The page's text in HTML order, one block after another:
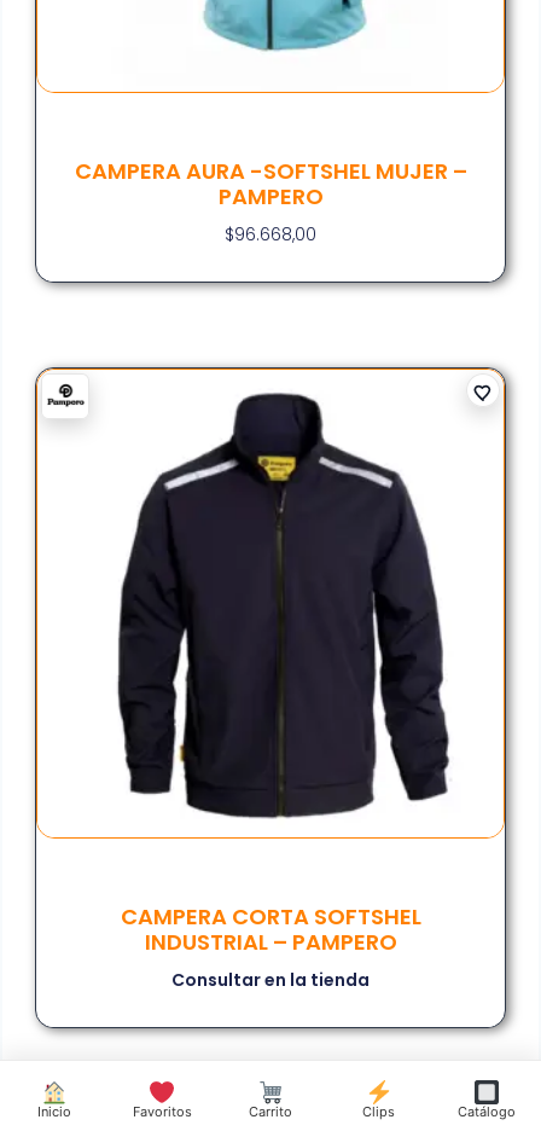
CAMPERA AURA -SOFTSHEL MUJER –
PAMPERO
$96.668,00
CAMPERA CORTA SOFTSHEL
INDUSTRIAL – PAMPERO
Consultar en la tienda
Inicio Favoritos Carrito Clips Catálogo